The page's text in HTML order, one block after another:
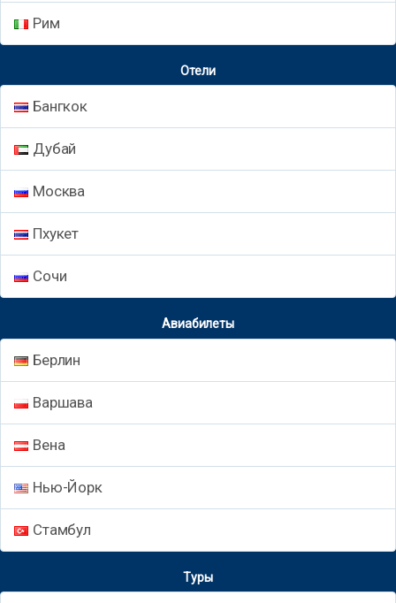
Рим
Отели
Бангкок
Дубай
Москва
Пхукет
Сочи
Авиабилеты
Берлин
Варшава
Вена
Нью-Йорк
Стамбул
Туры